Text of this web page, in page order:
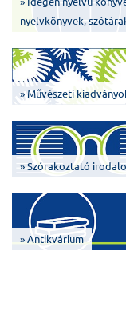
nyelvkönyvek,
» Művészeti
» Szórakoztató
» Antikvárium